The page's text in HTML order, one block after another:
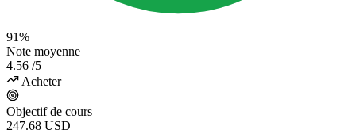
91%
Note moyenne
4.56 /5
Acheter
Objectif de cours
247.68 USD